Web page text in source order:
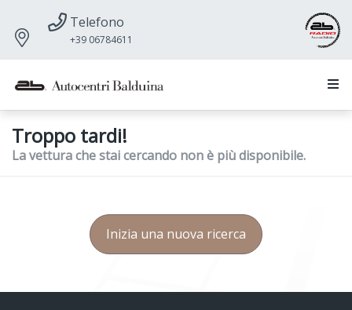
Telefono
+39 06784611
Troppo tardi!
La vettura che stai cercando non è più disponibile.
Inizia una nuova ricerca